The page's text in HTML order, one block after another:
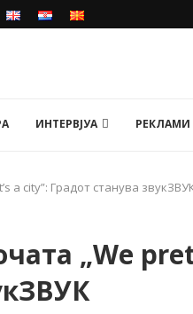
ИНТЕРВЈУА РЕКЛАМИ
a city”: Градот станува
„We